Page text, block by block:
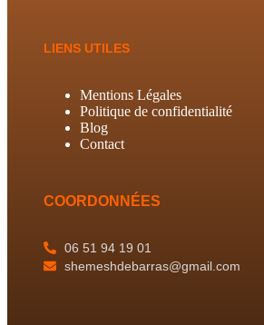
LIENS UTILES
Mentions Légales
Politique de confidentialité
Blog
Contact
COORDONNÉES
06 51 94 19 01
shemeshdebarras@gmail.com